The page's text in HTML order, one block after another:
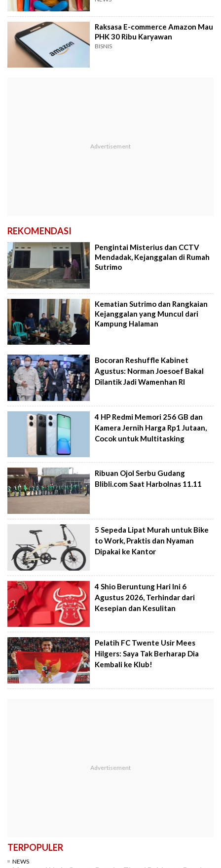
Raksasa E-commerce Amazon Mau
PHK 30 Ribu Karyawan
BISNIS
REKOMENDASI
Pengintai Misterius dan CCTV
Mendadak, Kejanggalan di Rumah
Sutrimo
Kematian Sutrimo dan Rangkaian
Kejanggalan yang Muncul dari
Kampung Halaman
Bocoran Reshuffle Kabinet
Agustus: Norman Joesoef Bakal
Dilantik Jadi Wamenhan RI
4 HP Redmi Memori 256 GB dan
Kamera Jernih Harga Rp1 Jutaan,
Cocok untuk Multitasking
Ribuan Ojol Serbu Gudang
Blibli.com Saat Harbolnas 11.11
5 Sepeda Lipat Murah untuk Bike
to Work, Praktis dan Nyaman
Dipakai ke Kantor
4 Shio Beruntung Hari Ini 6
Agustus 2026, Terhindar dari
Kesepian dan Kesulitan
Pelatih FC Twente Usir Mees
Hilgers: Saya Tak Berharap Dia
Kembali ke Klub!
TERPOPULER
NEWS